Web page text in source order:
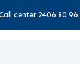
center 2406 80 96.